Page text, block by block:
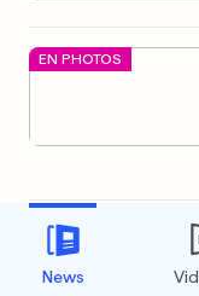
EN PHOTOS
News